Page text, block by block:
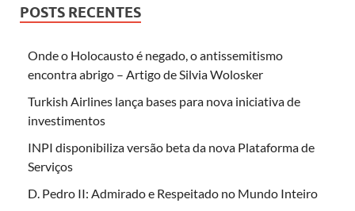
POSTS RECENTES
Onde o Holocausto é negado, o antissemitismo
encontra abrigo – Artigo de Silvia Wolosker
Turkish Airlines lança bases para nova iniciativa de
investimentos
INPI disponibiliza versão beta da nova Plataforma de
Serviços
D. Pedro II: Admirado e Respeitado no Mundo Inteiro